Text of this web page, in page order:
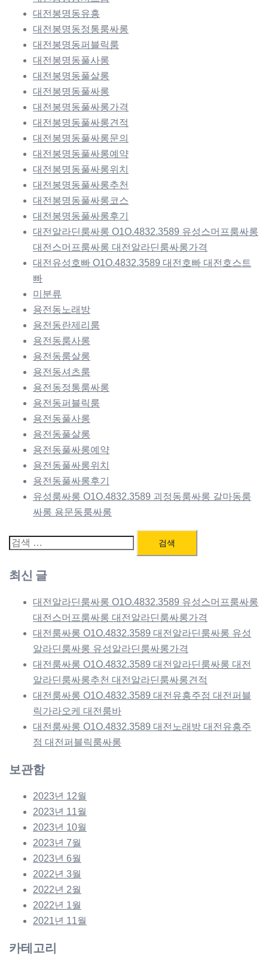
대전봉명동유흥
대전봉명동정통룸싸롱
대전봉명동퍼블릭룸
대전봉명동풀사롱
대전봉명동풀살롱
대전봉명동풀싸롱
대전봉명동풀싸롱가격
대전봉명동풀싸롱견적
대전봉명동풀싸롱문의
대전봉명동풀싸롱예약
대전봉명동풀싸롱위치
대전봉명동풀싸롱추천
대전봉명동풀싸롱코스
대전봉명동풀싸롱후기
대전알라딘룸싸롱 O1O.4832.3589 유성스머프룸싸롱
대전스머프룸싸롱 대전알라딘룸싸롱가격
대전유성호빠 O1O.4832.3589 대전호빠 대전호스트
빠
미분류
용전동노래방
용전동란제리룸
용전동룸사롱
용전동룸살롱
용전동셔츠룸
용전동정통룸싸롱
용전동퍼블릭룸
용전동풀사롱
용전동풀살롱
용전동풀싸롱예약
용전동풀싸롱위치
용전동풀싸롱후기
유성룸싸롱 O1O.4832.3589 괴정동룸싸롱 갈마동룸
싸롱 용문동룸싸롱
검
최신 글
대전알라딘룸싸롱 O1O.4832.3589 유성스머프룸싸롱
대전스머프룸싸롱 대전알라딘룸싸롱가격
대전룸싸롱 O1O.4832.3589 대전알라딘룸싸롱 유성
알라딘룸싸롱 유성알라딘룸싸롱가격
대전룸싸롱 O1O.4832.3589 대전알라딘룸싸롱 대전
알라딘룸싸롱추천 대전알라딘룸싸롱견적
대전룸싸롱 O1O.4832.3589 대전유흥주점 대전퍼블
릭가라오케 대전룸바
대전룸싸롱 O1O.4832.3589 대전노래방 대전유흥주
점 대전퍼블릭룸싸롱
보관함
2023년 12월
2023년 11월
2023년 10월
2023년 7월
2023년 6월
2022년 3월
2022년 2월
2022년 1월
2021년 11월
카테고리